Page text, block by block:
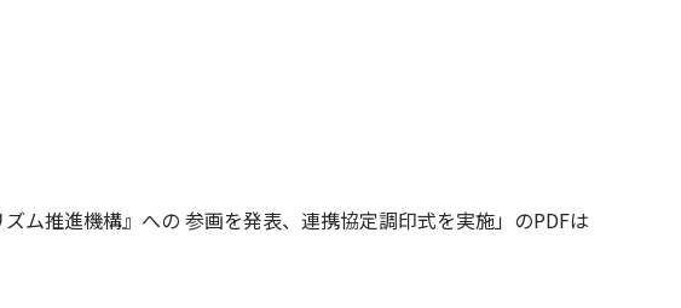
ム推進機構』への 参画を発表、連携協定調印式を実施」のPDFは